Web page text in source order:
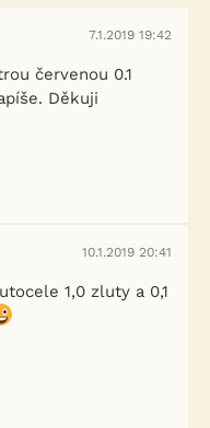
7.1.2019 19:42
červenou 0.1
Děkuji
10.1.2019 20:41
1,0 zluty a 0,1